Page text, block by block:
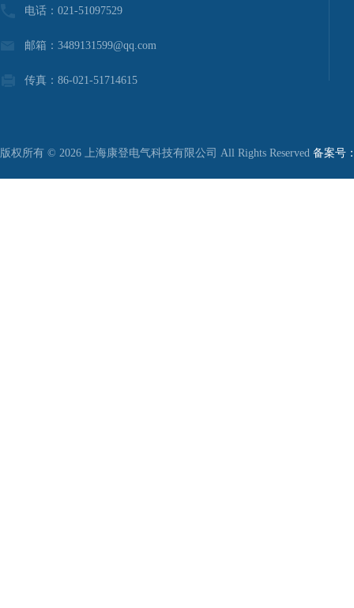
电话：021-51097529
邮箱：3489131599@qq.com
传真：86-021-51714615
版权所有 © 2026 上海康登电气科技有限公司 All Rights Reserved 备案号